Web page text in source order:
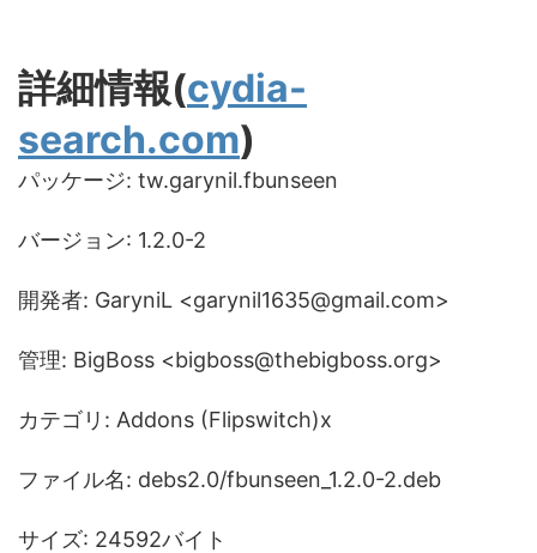
詳細情報(cydia-
search.com)
パッケージ: tw.garynil.fbunseen
バージョン: 1.2.0-2
開発者: GaryniL <garynil1635@gmail.com>
管理: BigBoss <bigboss@thebigboss.org>
カテゴリ: Addons (Flipswitch)x
ファイル名: debs2.0/fbunseen_1.2.0-2.deb
サイズ: 24592バイト